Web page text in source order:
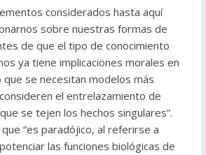
considerados hasta aquí
sobre nuestras formas de
de que el tipo de conocimiento
ya tiene implicaciones morales en
que se necesitan modelos más
el entrelazamiento de
se tejen los hechos singulares”.
“es paradójico, al referirse a
las funciones biológicas de